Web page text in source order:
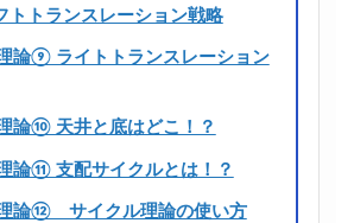
トトランスレーション戦略
論⑨ ライトトランスレーション
論⑩ 天井と底はどこ！？
論⑪ 支配サイクルとは！？
理論⑫ サイクル理論の使い方